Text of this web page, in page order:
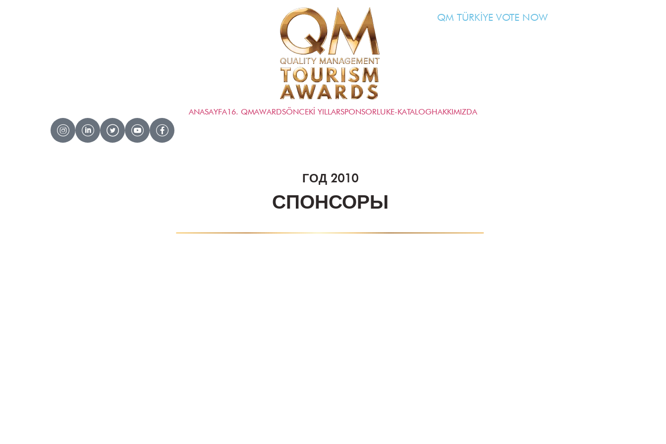
QM TÜRKİYE VOTE NOW
ANASAYFA16. QMAWARDSÖNCEKİ YILLARSPONSORLUKE-KATALOGHAKKIMIZDA
ГОД 2010
СПОНСОРЫ